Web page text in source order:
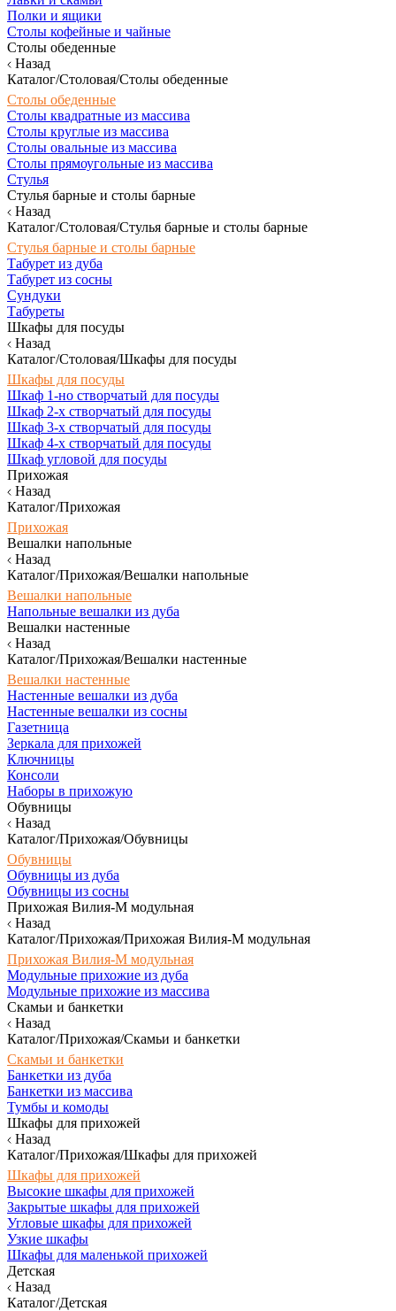
Полки и ящики
Столы кофейные и чайные
Столы обеденные
Назад
Каталог/Столовая/Столы обеденные
Столы обеденные
Столы квадратные из массива
Столы круглые из массива
Столы овальные из массива
Столы прямоугольные из массива
Стулья
Стулья барные и столы барные
Назад
Каталог/Столовая/Стулья барные и столы барные
Стулья барные и столы барные
Табурет из дуба
Табурет из сосны
Сундуки
Табуреты
Шкафы для посуды
Назад
Каталог/Столовая/Шкафы для посуды
Шкафы для посуды
Шкаф 1-но створчатый для посуды
Шкаф 2-х створчатый для посуды
Шкаф 3-х створчатый для посуды
Шкаф 4-х створчатый для посуды
Шкаф угловой для посуды
Прихожая
Назад
Каталог/Прихожая
Прихожая
Вешалки напольные
Назад
Каталог/Прихожая/Вешалки напольные
Вешалки напольные
Напольные вешалки из дуба
Вешалки настенные
Назад
Каталог/Прихожая/Вешалки настенные
Вешалки настенные
Настенные вешалки из дуба
Настенные вешалки из сосны
Газетница
Зеркала для прихожей
Ключницы
Консоли
Наборы в прихожую
Обувницы
Назад
Каталог/Прихожая/Обувницы
Обувницы
Обувницы из дуба
Обувницы из сосны
Прихожая Вилия-М модульная
Назад
Каталог/Прихожая/Прихожая Вилия-М модульная
Прихожая Вилия-М модульная
Модульные прихожие из дуба
Модульные прихожие из массива
Скамьи и банкетки
Назад
Каталог/Прихожая/Скамьи и банкетки
Скамьи и банкетки
Банкетки из дуба
Банкетки из массива
Тумбы и комоды
Шкафы для прихожей
Назад
Каталог/Прихожая/Шкафы для прихожей
Шкафы для прихожей
Высокие шкафы для прихожей
Закрытые шкафы для прихожей
Угловые шкафы для прихожей
Узкие шкафы
Шкафы для маленькой прихожей
Детская
Назад
Каталог/Детская